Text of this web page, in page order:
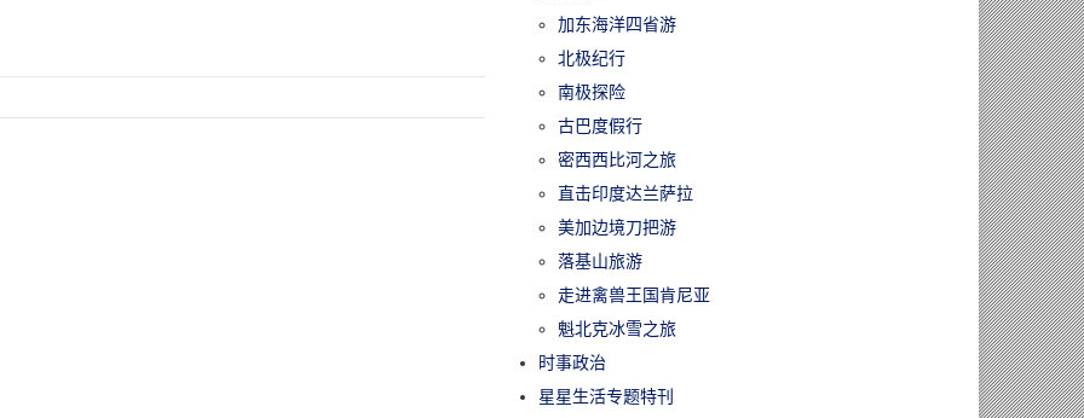
加东海洋四省游
北极纪行
南极探险
古巴度假行
密西西比河之旅
直击印度达兰萨拉
美加边境刀把游
落基山旅游
走进禽兽王国肯尼亚
魁北克冰雪之旅
时事政治
星星生活专题特刊